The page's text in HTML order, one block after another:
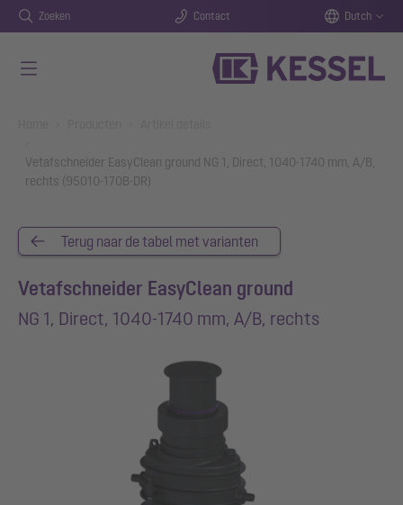
Zoeken Contact Dutch
Vetafschneider EasyClean ground NG 1, Direct, 1040-1740 mm, A/B,
rechts (95010-170B-DR)
Terug naar de tabel met varianten
Vetafschneider EasyClean ground
NG 1, Direct, 1040-1740 mm, A/B, rechts